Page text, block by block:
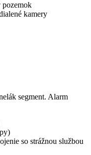
pozemok
kamery
segment. Alarm
so strážnou službou